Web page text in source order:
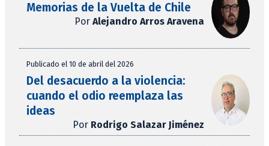
Memorias de la Vuelta de Chile
Por Alejandro Arros Aravena
Publicado el 10 de abril del 2026
Del desacuerdo a la violencia:
cuando el odio reemplaza las
ideas
Por Rodrigo Salazar Jiménez